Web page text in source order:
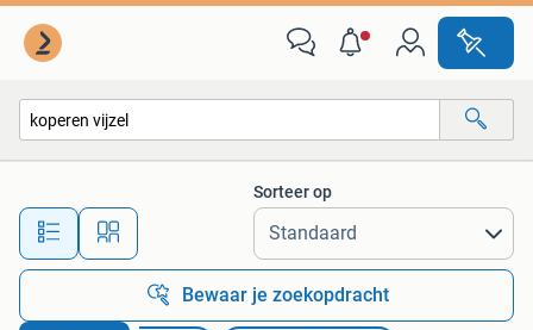
Alle afstanden…
Sorteer op
Bewaar je zoekopdracht